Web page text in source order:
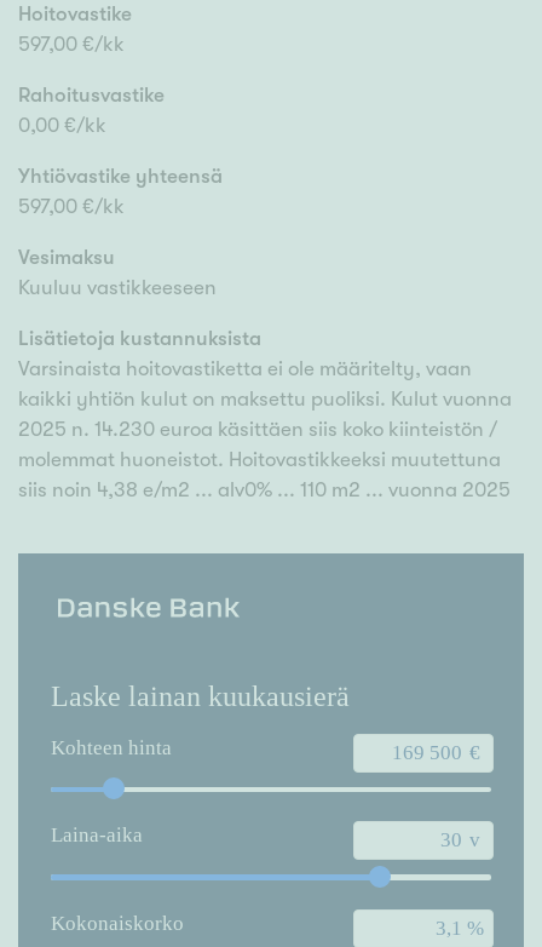
Hoitovastike
597,00 €/kk
Rahoitusvastike
0,00 €/kk
Yhtiövastike yhteensä
597,00 €/kk
Vesimaksu
Kuuluu vastikkeeseen
Lisätietoja kustannuksista
Varsinaista hoitovastiketta ei ole määritelty, vaan
kaikki yhtiön kulut on maksettu puoliksi. Kulut vuonna
2025 n. 14.230 euroa käsittäen siis koko kiinteistön /
molemmat huoneistot. Hoitovastikkeeksi muutettuna
siis noin 4,38 e/m2 ... alv0% ... 110 m2 ... vuonna 2025